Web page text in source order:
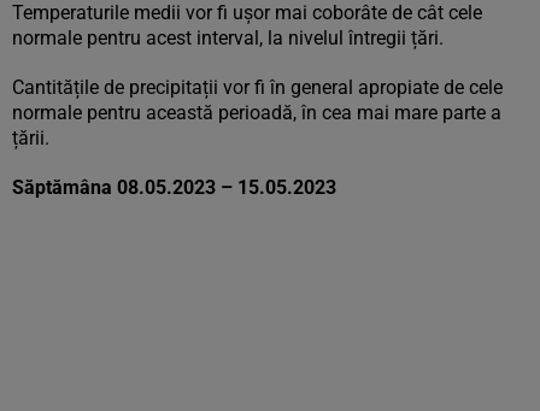
Temperaturile medii vor fi ușor mai coborâte de cât cele
normale pentru acest interval, la nivelul întregii țări.
Cantitățile de precipitații vor fi în general apropiate de cele
normale pentru această perioadă, în cea mai mare parte a
țării.
Săptămâna 08.05.2023 – 15.05.2023